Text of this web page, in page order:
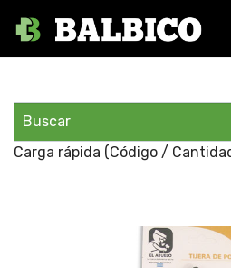
Carga rápida (Código /